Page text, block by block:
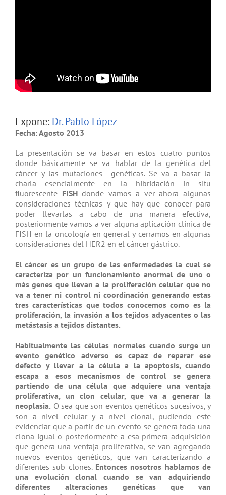
Expone: Dr. Pablo López
Fecha: Agosto 2013
La presentación se va basar en estos cuatro puntos
donde básicamente se va hablar de la genética del
cáncer y las mutaciones genéticas. Se va a basar la
charla esencialmente en la hibridación in situ
fluorescente FISHdonde vamos a ver ahora algunas
consideraciones técnicas y que hay que conocer para
poder llevarlas a cabo de una manera efectiva,
posteriormente vamos a ver alguna aplicación clínica de
FISH en la oncología en general y cerramos en algunas
consideraciones del HER2 en el cáncer gástrico.
El cáncer es un grupo de las enfermedades la cual se
caracteriza por un funcionamiento anormal de uno o
más genes que llevan a la proliferación celular que no
va a tener ni control ni coordinación generando estas
tres características que todos conocemos como es la
proliferación, la invasión a los tejidos adyacentes o las
metástasis a tejidos distantes.
Habitualmente las células normales cuando surge un
evento genético adverso es capaz de reparar ese
defecto y llevar a la célula a la apoptosis, cuando
escapa a esos mecanismos de control se genera
partiendo de una célula que adquiere una ventaja
proliferativa, un clon celular, que va a generar la
neoplasia. O sea que son eventos genéticos sucesivos, y
son a nivel celular y a nivel clonal, pudiendo este
evidenciar que a partir de un evento se genera toda una
clona igual o posteriormente a esa primera adquisición
que genera una ventaja proliferativa, se van agregando
nuevos eventos genéticos, que van caracterizando a
diferentes sub clones. Entonces nosotros hablamos de
una evolución clonal cuando se van adquiriendo
diferentes alteraciones genéticas que van